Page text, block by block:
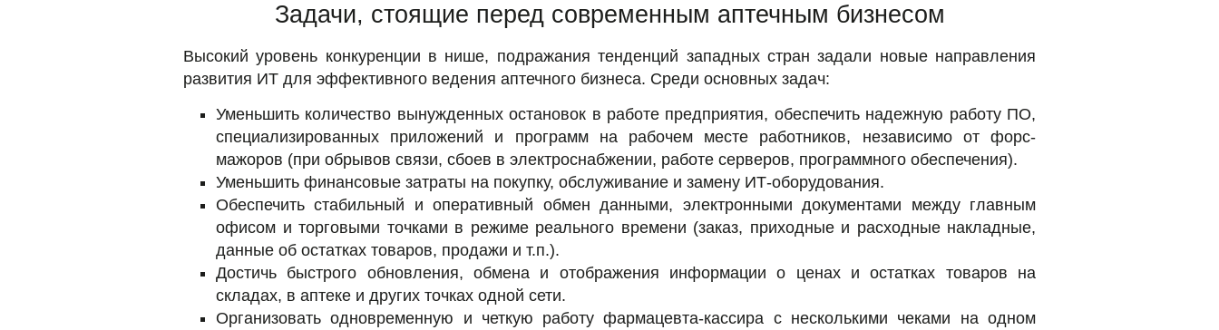
Задачи, стоящие перед современным аптечным бизнесом
Высокий уровень конкуренции в нише, подражания тенденций западных стран задали новые направления
развития ИТ для эффективного ведения аптечного бизнеса. Среди основных задач:
Уменьшить количество вынужденных остановок в работе предприятия, обеспечить надежную работу ПО,
специализированных приложений и программ на рабочем месте работников, независимо от форс-
мажоров (при обрывов связи, сбоев в электроснабжении, работе серверов, программного обеспечения).
Уменьшить финансовые затраты на покупку, обслуживание и замену ИТ-оборудования.
Обеспечить стабильный и оперативный обмен данными, электронными документами между главным
офисом и торговыми точками в режиме реального времени (заказ, приходные и расходные накладные,
данные об остатках товаров, продажи и т.п.).
Достичь быстрого обновления, обмена и отображения информации о ценах и остатках товаров на
складах, в аптеке и других точках одной сети.
Организовать одновременную и четкую работу фармацевта-кассира с несколькими чеками на одном